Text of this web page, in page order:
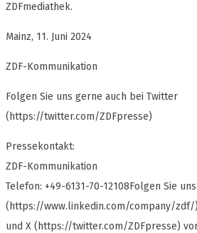
ZDFmediathek.
Mainz, 11. Juni 2024
ZDF-Kommunikation
Folgen Sie uns gerne auch bei Twitter
(https://twitter.com/ZDFpresse)
Pressekontakt:
ZDF-Kommunikation
Telefon: +49-6131-70-12108Folgen Sie
(https://www.linkedin.com/company/zdf/)
und X (https://twitter.com/ZDFpresse)